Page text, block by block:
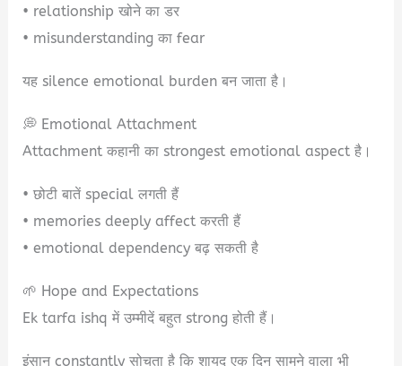
• relationship खोने का डर
• misunderstanding का fear
यह silence emotional burden बन जाता है।
💭 Emotional Attachment
Attachment कहानी का strongest emotional aspect है।
• छोटी बातें special लगती हैं
• memories deeply affect करती हैं
• emotional dependency बढ़ सकती है
🌱 Hope and Expectations
Ek tarfa ishq में उम्मीदें बहुत strong होती हैं।
इंसान constantly सोचता है कि शायद एक दिन सामने वाला भी